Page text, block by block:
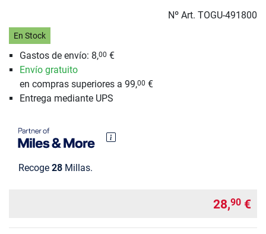
Nº Art. TOGU-491800
En Stock
Gastos de envío: 8,00 €
Envío gratuito
en compras superiores a 99,00 €
Entrega mediante UPS
Recoge 28 Millas.
28,90 €